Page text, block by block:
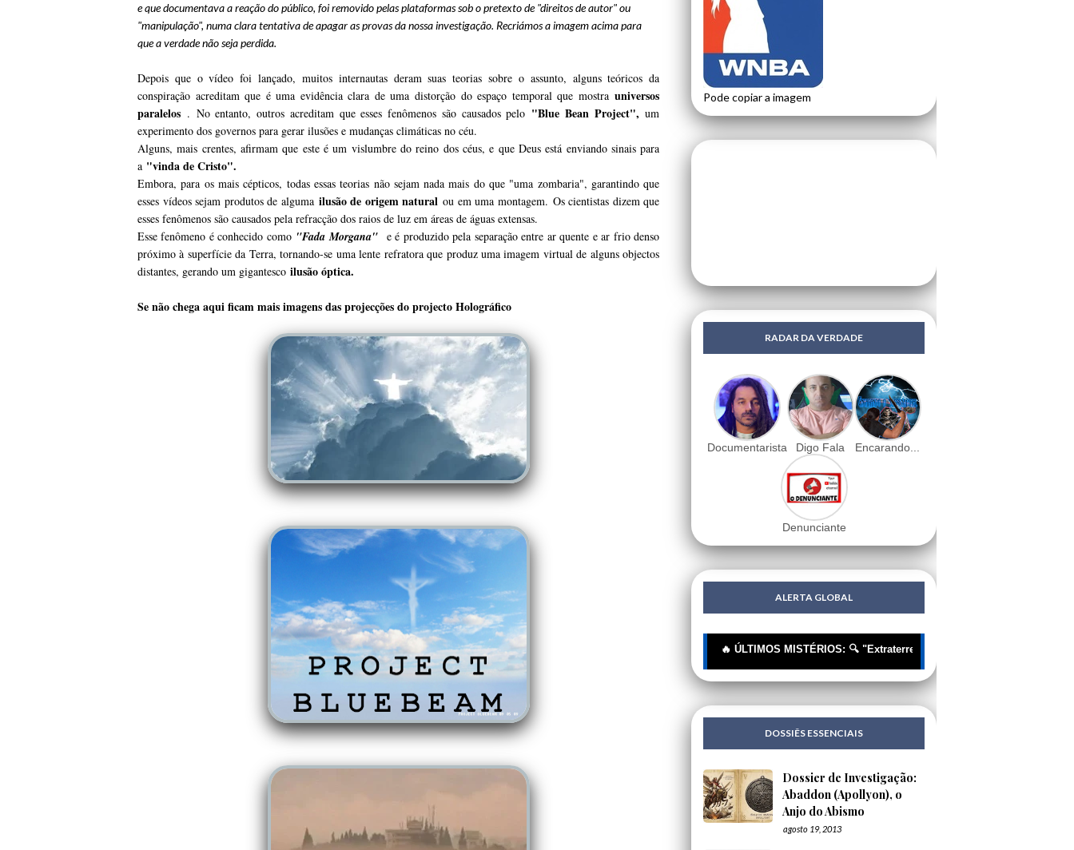
e que documentava a reação do público, foi removido pelas plataformas sob o pretexto de "direitos de autor" ou
"manipulação", numa clara tentativa de apagar as provas da nossa investigação. Recriámos a imagem acima para
que a verdade não seja perdida.
Depois que o vídeo foi lançado, muitos internautas deram suas teorias sobre o assunto, alguns teóricos da
conspiração acreditam que é uma evidência clara de uma distorção do espaço temporal que mostrauniversos
paralelos . No entanto, outros acreditam que esses fenômenos são causados ​​pelo "Blue Bean Project", um
experimento dos governos para gerar ilusões e mudanças climáticas no céu.
Alguns, mais crentes, afirmam que este é um vislumbre do reino dos céus, e que Deus está enviando sinais para
a "vinda de Cristo".
Embora, para os mais cépticos, todas essas teorias não sejam nada mais do que "uma zombaria", garantindo que
esses vídeos sejam produtos de alguma ilusão de origem natural ou em uma montagem. Os cientistas dizem que
esses fenômenos são causados ​​pela refracção dos raios de luz em áreas de águas extensas.
Esse fenômeno é conhecido como "Fada Morgana" e é produzido pela separação entre ar quente e ar frio denso
próximo à superfície da Terra, tornando-se uma lente refratora que produz uma imagem virtual de alguns objectos
distantes, gerando um gigantesco ilusão óptica.
Se não chega aqui ficam mais imagens dasprojecções do projecto Holográfico
Pode copiar a imagem
RADAR DA VERDADE
Documentarista Digo Fala Encarando...
Denunciante
ALERTA GLOBAL
🔥 ÚLTIMOS MISTÉRIOS: 🔍 "Extraterrestres"? Não, Tecnologia Humana
DOSSIÊS ESSENCIAIS
Dossier de Investigação:
Abaddon (Apollyon), o
Anjo do Abismo
agosto 19, 2013